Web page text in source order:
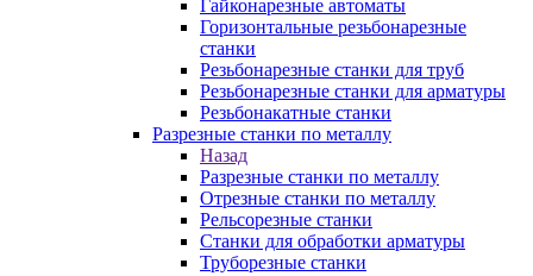
Гайконарезные автоматы
Горизонтальные резьбонарезные
станки
Резьбонарезные станки для труб
Резьбонарезные станки для арматуры
Резьбонакатные станки
Разрезные станки по металлу
Назад
Разрезные станки по металлу
Отрезные станки по металлу
Рельсорезные станки
Станки для обработки арматуры
Труборезные станки